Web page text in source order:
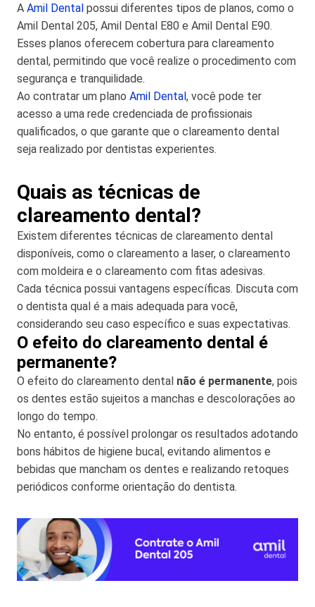
A Amil Dental possui diferentes tipos de planos, como o
Amil Dental 205, Amil Dental E80 e Amil Dental E90.
Esses planos oferecem cobertura para clareamento
dental, permitindo que você realize o procedimento com
segurança e tranquilidade.
Ao contratar um plano Amil Dental, você pode ter
acesso a uma rede credenciada de profissionais
qualificados, o que garante que o clareamento dental
seja realizado por dentistas experientes.
Quais as técnicas de
clareamento dental?
Existem diferentes técnicas de clareamento dental
disponíveis, como o clareamento a laser, o clareamento
com moldeira e o clareamento com fitas adesivas.
Cada técnica possui vantagens específicas. Discuta com
o dentista qual é a mais adequada para você,
considerando seu caso específico e suas expectativas.
O efeito do clareamento dental é
permanente?
O efeito do clareamento dental não é permanente, pois
os dentes estão sujeitos a manchas e descolorações ao
longo do tempo.
No entanto, é possível prolongar os resultados adotando
bons hábitos de higiene bucal, evitando alimentos e
bebidas que mancham os dentes e realizando retoques
periódicos conforme orientação do dentista.